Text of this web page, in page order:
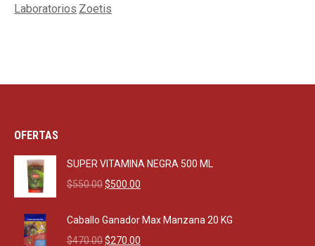
Laboratorios Zoetis
OFERTAS
SUPER VITAMINA NEGRA 500 ML
$550.00Original
was:
$550.00.
$500.00
is:
Caballo Ganador Max Manzana 20 KG
$470.00Original
$270.00